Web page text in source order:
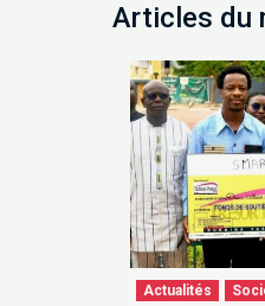
Articles du
Actualités